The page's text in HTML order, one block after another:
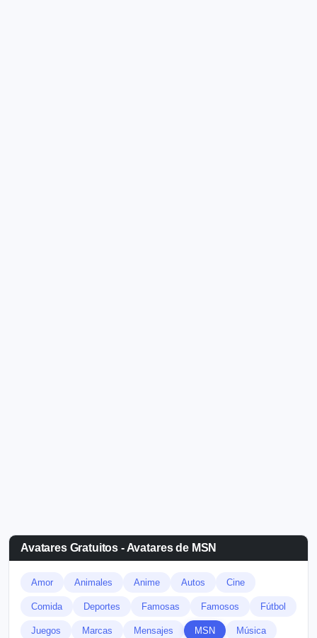
Avatares Gratuitos - Avatares de MSN
Amor Animales Anime Autos Cine
Comida Deportes Famosas Famosos Fútbol
Juegos Marcas Mensajes MSN Música